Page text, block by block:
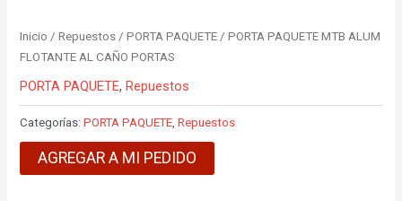
Inicio /Repuestos /PORTA PAQUETE / PORTA PAQUETE MTB ALUM
FLOTANTE AL CAÑO PORTAS
PORTA PAQUETE,Repuestos
Categorías:PORTA PAQUETE ,Repuestos
AGREGAR A MI PEDIDO